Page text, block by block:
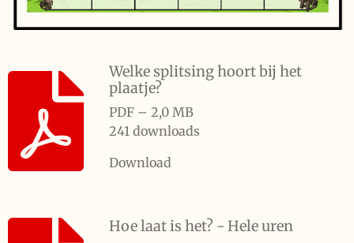
Welke splitsing hoort bij het
plaatje?
PDF – 2,0 MB
241 downloads
Download
Hoe laat is het? - Hele uren